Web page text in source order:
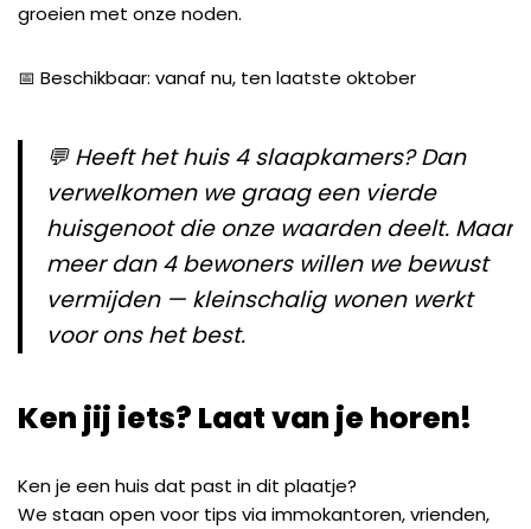
groeien met onze noden.
📅 Beschikbaar: vanaf nu, ten laatste oktober
💬 Heeft het huis 4 slaapkamers? Dan
verwelkomen we graag een vierde
huisgenoot die onze waarden deelt. Maar
meer dan 4 bewoners willen we bewust
vermijden — kleinschalig wonen werkt
voor ons het best.
Ken jij iets? Laat van je horen!
Ken je een huis dat past in dit plaatje?
We staan open voor tips via immokantoren, vrienden,